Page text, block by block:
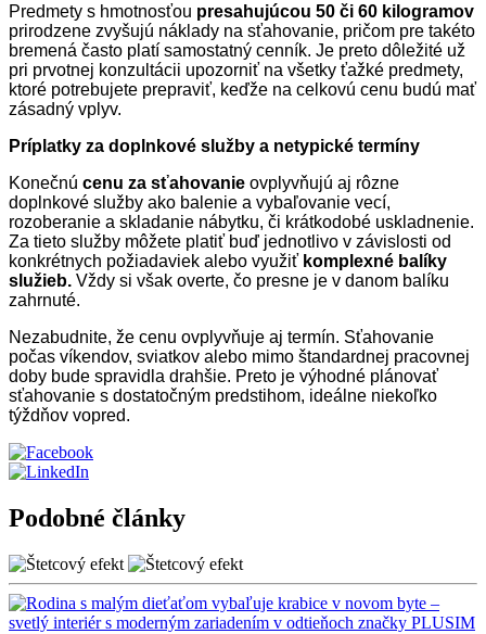
Predmety s hmotnosťou presahujúcou 50 či 60 kilogramov
prirodzene zvyšujú náklady na sťahovanie, pričom pre takéto
bremená často platí samostatný cenník. Je preto dôležité už
pri prvotnej konzultácii upozorniť na všetky ťažké predmety,
ktoré potrebujete prepraviť, keďže na celkovú cenu budú mať
zásadný vplyv.
Príplatky za doplnkové služby a netypické termíny
Konečnú cenu za sťahovanie ovplyvňujú aj rôzne
doplnkové služby ako balenie a vybaľovanie vecí,
rozoberanie a skladanie nábytku, či krátkodobé uskladnenie.
Za tieto služby môžete platiť buď jednotlivo v závislosti od
konkrétnych požiadaviek alebo využiť komplexné balíky
služieb. Vždy si však overte, čo presne je v danom balíku
zahrnuté.
Nezabudnite, že cenu ovplyvňuje aj termín. Sťahovanie
počas víkendov, sviatkov alebo mimo štandardnej pracovnej
doby bude spravidla drahšie. Preto je výhodné plánovať
sťahovanie s dostatočným predstihom, ideálne niekoľko
týždňov vopred.
Podobné články